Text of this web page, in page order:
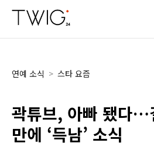
연예 소식 > 스타 요즘
곽튜브, 아빠 됐다…
만에 ‘득남’ 소식